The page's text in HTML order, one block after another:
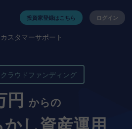
投資家登録はこちら ログイン
カスタマーサポート
ラウドファンディング
円 からの
し資産運用